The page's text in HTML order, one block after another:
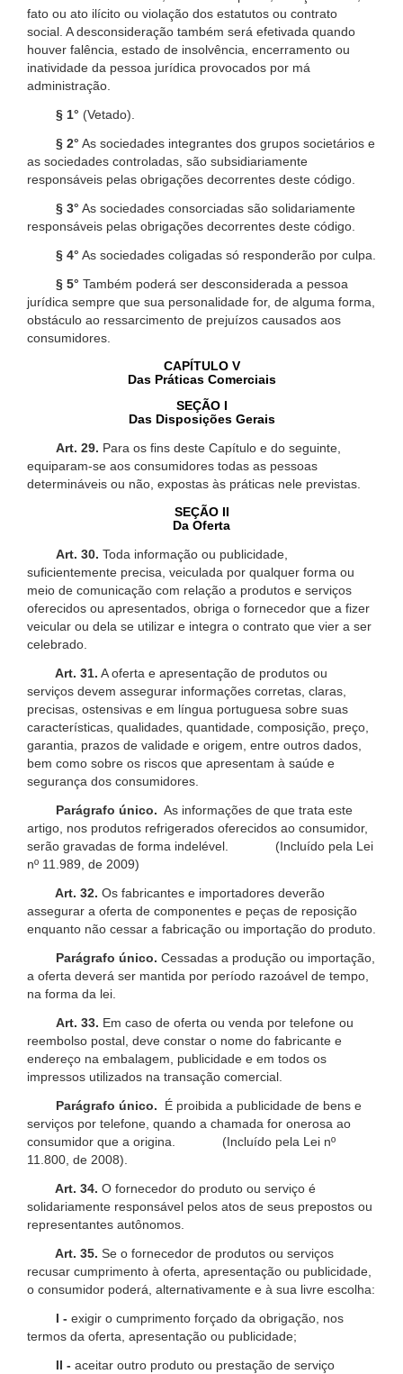
fato ou ato ilícito ou violação dos estatutos ou contrato
social. A desconsideração também será efetivada quando
houver falência, estado de insolvência, encerramento ou
inatividade da pessoa jurídica provocados por má
administração.
§ 1° (Vetado).
§ 2° As sociedades integrantes dos grupos societários e
as sociedades controladas, são subsidiariamente
responsáveis pelas obrigações decorrentes deste código.
§ 3° As sociedades consorciadas são solidariamente
responsáveis pelas obrigações decorrentes deste código.
§ 4° As sociedades coligadas só responderão por culpa.
§ 5° Também poderá ser desconsiderada a pessoa
jurídica sempre que sua personalidade for, de alguma forma,
obstáculo ao ressarcimento de prejuízos causados aos
consumidores.
CAPÍTULO V
Das Práticas Comerciais
SEÇÃO I
Das Disposições Gerais
Art. 29. Para os fins deste Capítulo e do seguinte,
equiparam-se aos consumidores todas as pessoas
determináveis ou não, expostas às práticas nele previstas.
SEÇÃO II
Da Oferta
Art. 30. Toda informação ou publicidade,
suficientemente precisa, veiculada por qualquer forma ou
meio de comunicação com relação a produtos e serviços
oferecidos ou apresentados, obriga o fornecedor que a fizer
veicular ou dela se utilizar e integra o contrato que vier a ser
celebrado.
Art. 31. A oferta e apresentação de produtos ou
serviços devem assegurar informações corretas, claras,
precisas, ostensivas e em língua portuguesa sobre suas
características, qualidades, quantidade, composição, preço,
garantia, prazos de validade e origem, entre outros dados,
bem como sobre os riscos que apresentam à saúde e
segurança dos consumidores.
Parágrafo único. As informações de que trata este
artigo, nos produtos refrigerados oferecidos ao consumidor,
serão gravadas de forma indelével. (Incluído pela Lei
nº 11.989, de 2009)
Art. 32. Os fabricantes e importadores deverão
assegurar a oferta de componentes e peças de reposição
enquanto não cessar a fabricação ou importação do produto.
Parágrafo único. Cessadas a produção ou importação,
a oferta deverá ser mantida por período razoável de tempo,
na forma da lei.
Art. 33. Em caso de oferta ou venda por telefone ou
reembolso postal, deve constar o nome do fabricante e
endereço na embalagem, publicidade e em todos os
impressos utilizados na transação comercial.
Parágrafo único.
É proibida a publicidade de bens e
serviços por telefone, quando a chamada for onerosa ao
consumidor que a origina. (Incluído pela Lei nº
11.800, de 2008).
Art. 34. O fornecedor do produto ou serviço é
solidariamente responsável pelos atos de seus prepostos ou
representantes autônomos.
Art. 35. Se o fornecedor de produtos ou serviços
recusar cumprimento à oferta, apresentação ou publicidade,
o consumidor poderá, alternativamente e à sua livre escolha:
I - exigir o cumprimento forçado da obrigação, nos
termos da oferta, apresentação ou publicidade;
II - aceitar outro produto ou prestação de serviço